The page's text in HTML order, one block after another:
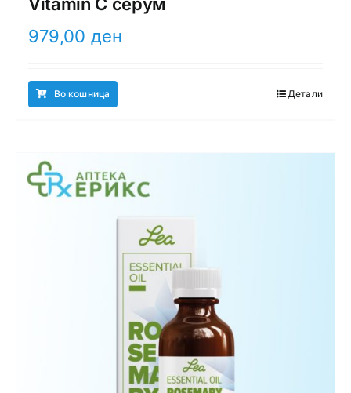
979,00 ден
Во кошница Детали